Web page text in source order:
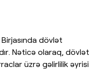
dövlət
Nəticə olaraq, dövlət
üzrə gəlirlilik əyrisi